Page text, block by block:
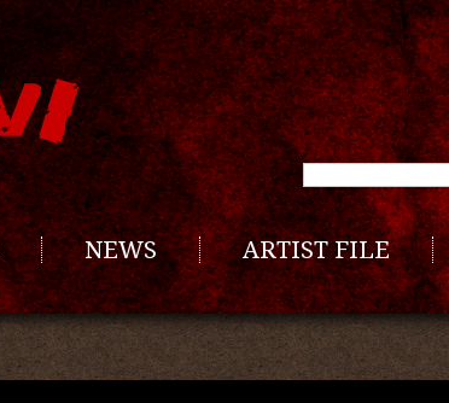
NEWS ARTIST FILE